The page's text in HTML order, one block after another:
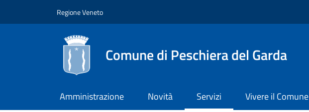
Regione Veneto
Comune di Peschiera del Garda
Amministrazione Novità Servizi Vivere il Comune